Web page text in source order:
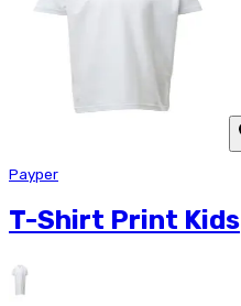
Payper
T-Shirt Print Kids